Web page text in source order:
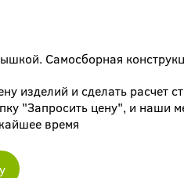
Самосборная
изделий и сделать расчет
"Запросить цену", и наши
время